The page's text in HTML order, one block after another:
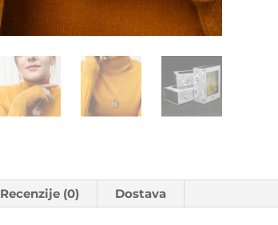
Recenzije (0) Dostava